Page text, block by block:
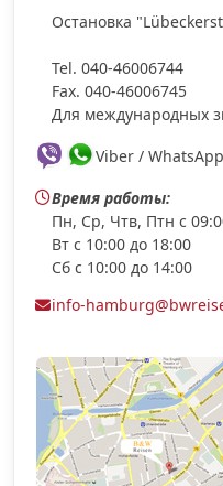
Остановка
Tel. 040-46006744
Fax. 040-46006745
Для международных
Viber /
Время работы:
Пн, Ср, Чтв, Птн с
Вт с 10:00 до 18:00
Сб с 10:00 до 14:00
info-